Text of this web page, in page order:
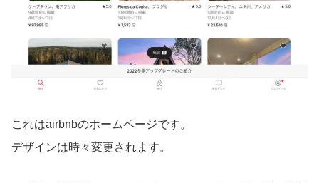
これはairbnbのホームページです。
デザインは時々変更されます。